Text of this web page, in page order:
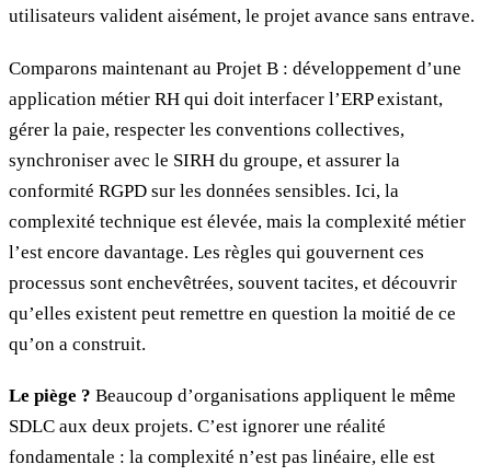
utilisateurs valident aisément, le projet avance sans entrave.
Comparons maintenant au Projet B : développement d’une
application métier RH qui doit interfacer l’ERP existant,
gérer la paie, respecter les conventions collectives,
synchroniser avec le SIRH du groupe, et assurer la
conformité RGPD sur les données sensibles. Ici, la
complexité technique est élevée, mais la complexité métier
l’est encore davantage. Les règles qui gouvernent ces
processus sont enchevêtrées, souvent tacites, et découvrir
qu’elles existent peut remettre en question la moitié de ce
qu’on a construit.
Le piège ? Beaucoup d’organisations appliquent le même
SDLC aux deux projets. C’est ignorer une réalité
fondamentale : la complexité n’est pas linéaire, elle est